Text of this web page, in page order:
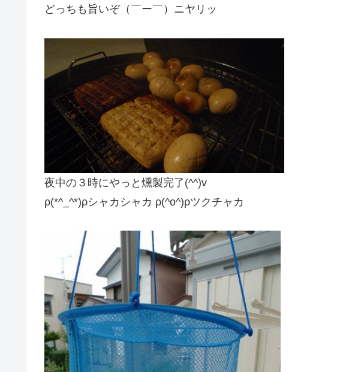
どっちも旨いぞ（￣ー￣）ニヤリッ
夜中の３時にやっと燻製完了(^^)v
ρ(*^_^*)ρシャカシャカ ρ(^o^)ρツクチャカ